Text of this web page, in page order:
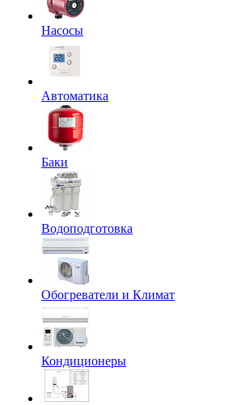
Насосы
Автоматика
Баки
Водоподготовка
Обогреватели и Климат
Кондиционеры